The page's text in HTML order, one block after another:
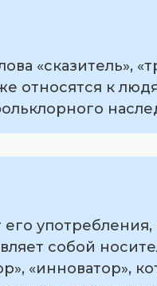
«сказитель»,
относятся к
собой
«инноватор»,